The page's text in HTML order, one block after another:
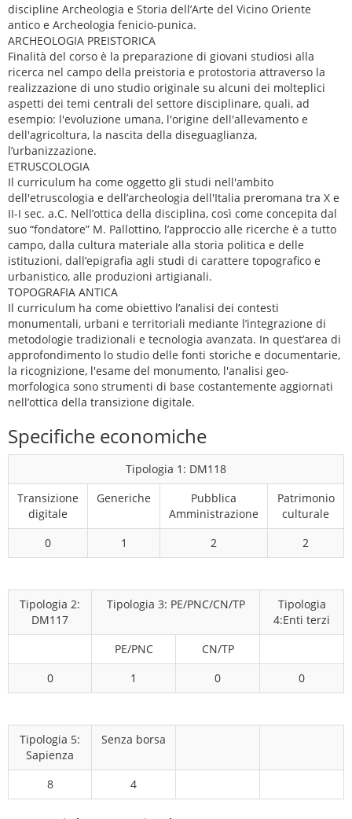
discipline Archeologia e Storia dell’Arte del Vicino Oriente
antico e Archeologia fenicio-punica.
ARCHEOLOGIA PREISTORICA
Finalità del corso è la preparazione di giovani studiosi alla
ricerca nel campo della preistoria e protostoria attraverso la
realizzazione di uno studio originale su alcuni dei molteplici
aspetti dei temi centrali del settore disciplinare, quali, ad
esempio: l'evoluzione umana, l'origine dell'allevamento e
dell'agricoltura, la nascita della diseguaglianza,
l’urbanizzazione.
ETRUSCOLOGIA
Il curriculum ha come oggetto gli studi nell'ambito
dell'etruscologia e dell’archeologia dell'Italia preromana tra X e
II-I sec. a.C. Nell’ottica della disciplina, così come concepita dal
suo “fondatore” M. Pallottino, l’approccio alle ricerche è a tutto
campo, dalla cultura materiale alla storia politica e delle
istituzioni, dall’epigrafia agli studi di carattere topografico e
urbanistico, alle produzioni artigianali.
TOPOGRAFIA ANTICA
Il curriculum ha come obiettivo l’analisi dei contesti
monumentali, urbani e territoriali mediante l’integrazione di
metodologie tradizionali e tecnologia avanzata. In quest’area di
approfondimento lo studio delle fonti storiche e documentarie,
la ricognizione, l'esame del monumento, l'analisi geo-
morfologica sono strumenti di base costantemente aggiornati
nell’ottica della transizione digitale.
Specifiche economiche
Tipologia 1: DM118
Transizione
digitale
Generiche
Pubblica
Amministrazione
Patrimonio
culturale
0
1 2 2
Tipologia 2:
DM117
Tipologia 3: PE/PNC/CN/TP
Tipologia
4:Enti terzi
PE/PNC
CN/TP
0
1 0 0
Tipologia 5:
Sapienza
Senza borsa
8 4